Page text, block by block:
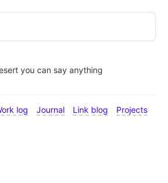
you can say anything
log Journal Link blog
Projects